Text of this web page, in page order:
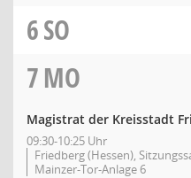
6SO
7MO
Magistrat der Kreisstadt
09:30-10:25 Uhr
Friedberg (Hessen),
Mainzer-Tor-Anlage 6